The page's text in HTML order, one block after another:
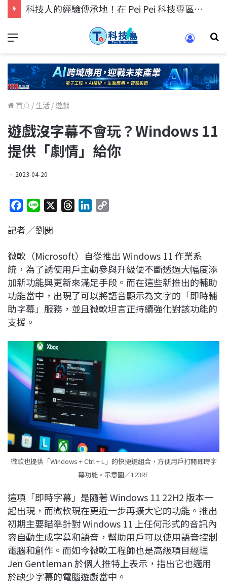
科技人找工作，就到TECH+ 科技專區!
首頁 / 生活 / 遊戲
遊戲沒字幕不會玩？Windows 11
提供「劇情」給你
2023-04-20
c
b
o
o
k
n
a
d
s
e
d
I
n
L
i
n
k
記者／劉閔
微軟（Microsoft）自從推出 Windows 11 作業系
統，為了誘使用戶主動參與升級便不斷透過大幅度添
加新功能與更新來滿足手段。而在這些新推出的輔助
功能當中，出現了可以將語音顯示為文字的「即時輔
助字幕」服務，並且微軟坦言正持續強化對該功能的
支援。
微軟也提供「Windows + Ctrl + L」的快捷鍵組合，方便用戶打開即時字
幕功能。示意圖／123RF
這項「即時字幕」是隨著 Windows 11 22H2 版本一
起出現，而微軟現在更近一步再擴大它的功能。推出
初期主要瞄準針對 Windows 11 上任何形式的音訊內
容自動生成字幕和語音，幫助用戶可以使用語音控制
電腦和創作。而如今微軟工程師也是高級項目經理
Jen Gentleman 於個人推特上表示，指出它也適用
於缺少字幕的電腦遊戲當中。